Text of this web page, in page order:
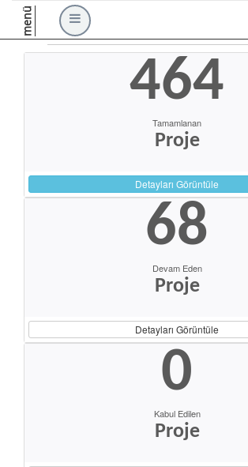
menü
464
Tamamlanan
Proje
Detayları Görüntüle
68
Devam Eden
Proje
Detayları Görüntüle
0
Kabul Edilen
Proje